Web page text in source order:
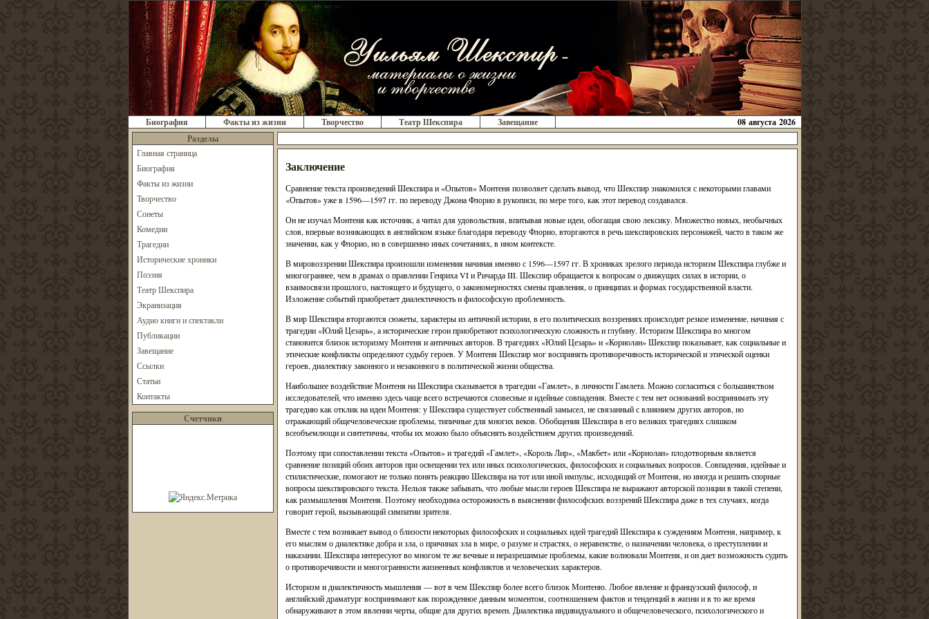
Биография Факты из жизни Творчество Театр Шекспира Завещание
08 августа 2026
Разделы
Главная страница
Биография
Факты из жизни
Творчество
Сонеты
Комедии
Трагедии
Исторические хроники
Поэзия
Театр Шекспира
Экранизация
Аудио книги и спектакли
Публикации
Завещание
Ссылки
Статьи
Контакты
Счетчики
Заключение
Сравнение текста произведений Шекспира и «Опытов» Монтеня позволяет сделать вывод, что Шекспир знакомился с некоторыми главами
«Опытов» уже в 1596—1597 гг. по переводу Джона Флорио в рукописи, по мере того, как этот перевод создавался.
Он не изучал Монтеня как источник, а читал для удовольствия, впитывая новые идеи, обогащая свою лексику. Множество новых, необычных
слов, впервые возникающих в английском языке благодаря переводу Флорио, вторгаются в речь шекспировских персонажей, часто в таком же
значении, как у Флорио, но в совершенно иных сочетаниях, в ином контексте.
В мировоззрении Шекспира произошли изменения начиная именно с 1596—1597 гг. В хрониках зрелого периода историзм Шекспира глубже и
многограннее, чем в драмах о правлении Генриха VI и Ричарда III. Шекспир обращается к вопросам о движущих силах в истории, о
взаимосвязи прошлого, настоящего и будущего, о закономерностях смены правления, о принципах и формах государственной власти.
Изложение событий приобретает диалектичность и философскую проблемность.
В мир Шекспира вторгаются сюжеты, характеры из античной истории, в его политических воззрениях происходит резкое изменение, начиная с
трагедии «Юлий Цезарь», а исторические герои приобретают психологическую сложность и глубину. Историзм Шекспира во многом
становится близок историзму Монтеня и античных авторов. В трагедиях «Юлий Цезарь» и «Кориолан» Шекспир показывает, как социальные и
этические конфликты определяют судьбу героев. У Монтеня Шекспир мог воспринять противоречивость исторической и этической оценки
героев, диалектику законного и незаконного в политической жизни общества.
Наибольшее воздействие Монтеня на Шекспира сказывается в трагедии «Гамлет», в личности Гамлета. Можно согласиться с большинством
исследователей, что именно здесь чаще всего встречаются словесные и идейные совпадения. Вместе с тем нет оснований воспринимать эту
трагедию как отклик на идеи Монтеня: у Шекспира существует собственный замысел, не связанный с влиянием других авторов, но
отражающий общечеловеческие проблемы, типичные для многих веков. Обобщения Шекспира в его великих трагедиях слишком
всеобъемлющи и синтетичны, чтобы их можно было объяснять воздействием других произведений.
Поэтому при сопоставлении текста «Опытов» и трагедий «Гамлет», «Король Лир», «Макбет» или «Кориолан» плодотворным является
сравнение позиций обоих авторов при освещении тех или иных психологических, философских и социальных вопросов. Совпадения, идейные и
стилистические, помогают не только понять реакцию Шекспира на тот или иной импульс, исходящий от Монтеня, но иногда и решить спорные
вопросы шекспировского текста. Нельзя также забывать, что любые мысли героев Шекспира не выражают авторской позиции в такой степени,
как размышления Монтеня. Поэтому необходима осторожность в выяснении философских воззрений Шекспира даже в тех случаях, когда
говорит герой, вызывающий симпатии зрителя.
Вместе с тем возникает вывод о близости некоторых философских и социальных идей трагедий Шекспира к суждениям Монтеня, например, к
его мыслям о диалектике добра и зла, о причинах зла в мире, о разуме и страстях, о неравенстве, о назначении человека, о преступлении и
наказании. Шекспира интересуют во многом те же вечные и неразрешимые проблемы, какие волновали Монтеня, и он дает возможность судить
о противоречивости и многогранности жизненных конфликтов и человеческих характеров.
Историзм и диалектичность мышления — вот в чем Шекспир более всего близок Монтеню. Любое явление и французский философ, и
английский драматург воспринимают как порожденное данным моментом, соотношением фактов и тенденций в жизни и в то же время
обнаруживают в этом явлении черты, общие для других времен. Диалектика индивидуального и общечеловеческого, психологического и